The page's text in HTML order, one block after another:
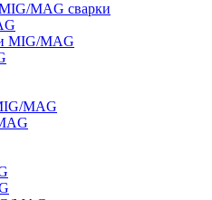
MAG сварки
MIG/MAG
MAG